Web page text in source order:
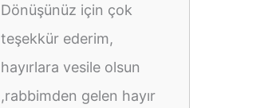
Dönüşünüz için çok
teşekkür ederim,
hayırlara vesile olsun
,rabbimden gelen hayır